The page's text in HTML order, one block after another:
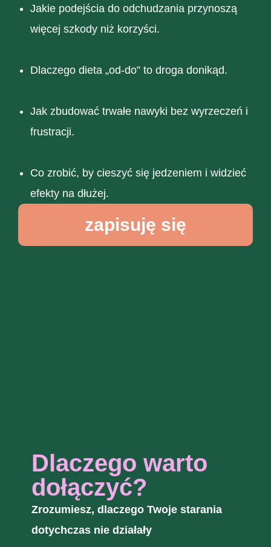
Jakie podejścia do odchudzania przynoszą
więcej szkody niż korzyści.
Dlaczego dieta „od-do” to droga donikąd.
Jak zbudować trwałe nawyki bez wyrzeczeń i
frustracji.
Co zrobić, by cieszyć się jedzeniem i widzieć
efekty na dłużej.
zapisuję się
Dlaczego warto
dołączyć?
Zrozumiesz, dlaczego Twoje starania
dotychczas nie działały